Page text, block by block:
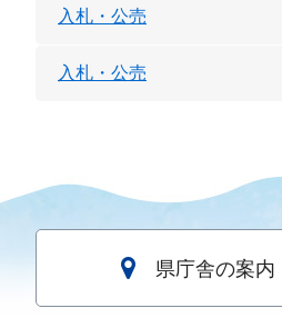
入札・公売
入札・公売
県庁舎の案内